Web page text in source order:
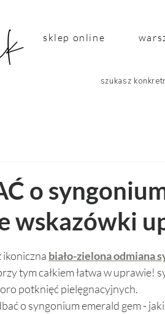
sklep online
szukasz
o
wskazówki
z 5 gwiazdek.
biało-zielona odmiana
tym całkiem łatwa w
potknięć pielęgnacyjnych.
o syngonium emerald gem -